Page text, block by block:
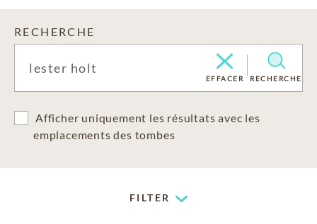
RECHERCHE
EFFACER RECHERCHE
Afficher uniquement les résultats avec les
emplacements des tombes
FILTER